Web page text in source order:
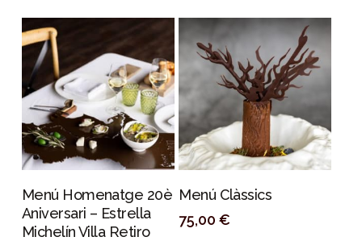
PERSONALIZAR
Menú Homenatge 20è
Aniversari – Estrella
Michelín Villa Retiro
PERSONALIZAR
Menú Clàssics
75,00€